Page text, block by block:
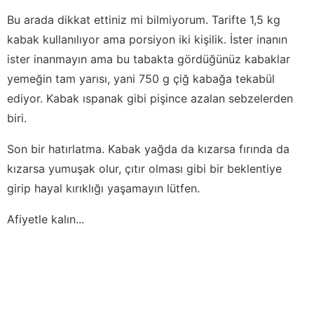
Bu arada dikkat ettiniz mi bilmiyorum. Tarifte 1,5 kg
kabak kullanılıyor ama porsiyon iki kişilik. İster inanın
ister inanmayın ama bu tabakta gördüğünüz kabaklar
yemeğin tam yarısı, yani 750 g çiğ kabağa tekabül
ediyor. Kabak ıspanak gibi pişince azalan sebzelerden
biri.
Son bir hatırlatma. Kabak yağda da kızarsa fırında da
kızarsa yumuşak olur, çıtır olması gibi bir beklentiye
girip hayal kırıklığı yaşamayın lütfen.
Afiyetle kalın...